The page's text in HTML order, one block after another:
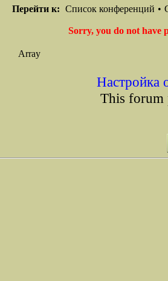
Перейти к: Список конференций •
Sorry, you do not have
Array
Настройка
This